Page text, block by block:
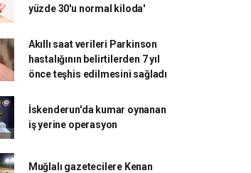
yüzde 30'u normal kiloda'
Akıllı saat verileri Parkinson
hastalığının belirtilerden 7 yıl
önce teşhis edilmesini sağladı
İskenderun'da kumar oynanan
iş yerine operasyon
Muğlalı gazetecilere Kenan